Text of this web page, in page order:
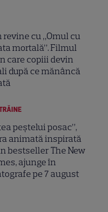
revine cu „Omul cu
mortală”. Filmul
care copiii devin
după ce mănâncă
peștelui posac”,
animată inspirată
bestseller The New
ajunge în
pe 7 august